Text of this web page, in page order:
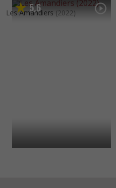
5,6
Les Amandiers (2022)